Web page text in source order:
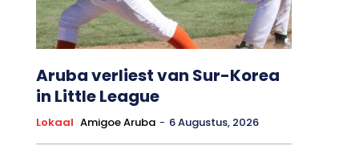
Aruba verliest van Sur-Korea
in Little League
Lokaal Amigoe Aruba - 6 Augustus, 2026